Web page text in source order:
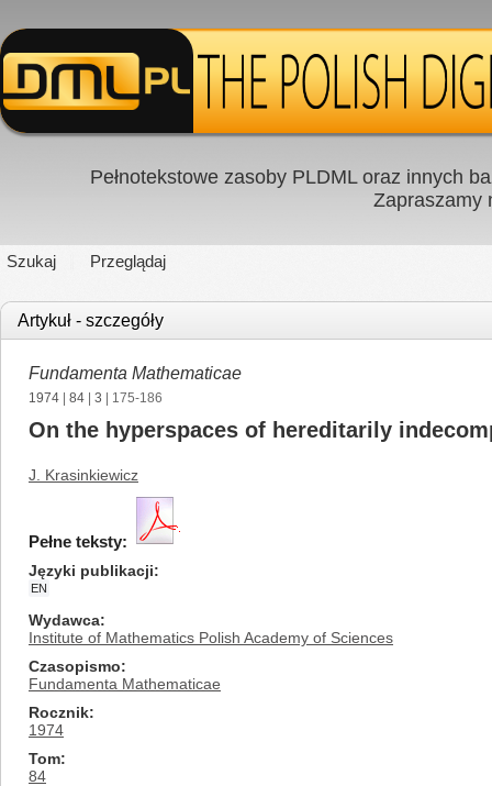
Pełnotekstowe zasoby PLDML oraz innych
Zapraszamy
Szukaj Przeglądaj
Artykuł - szczegóły
Fundamenta Mathematicae
1974 84 3 | 175-186
On the hyperspaces of hereditarily
J. Krasinkiewicz
Pełne teksty:
Języki publikacji
EN
Wydawca
Institute of Mathematics Polish Academy of Sciences
Czasopismo
Fundamenta Mathematicae
Rocznik
1974
Tom
84